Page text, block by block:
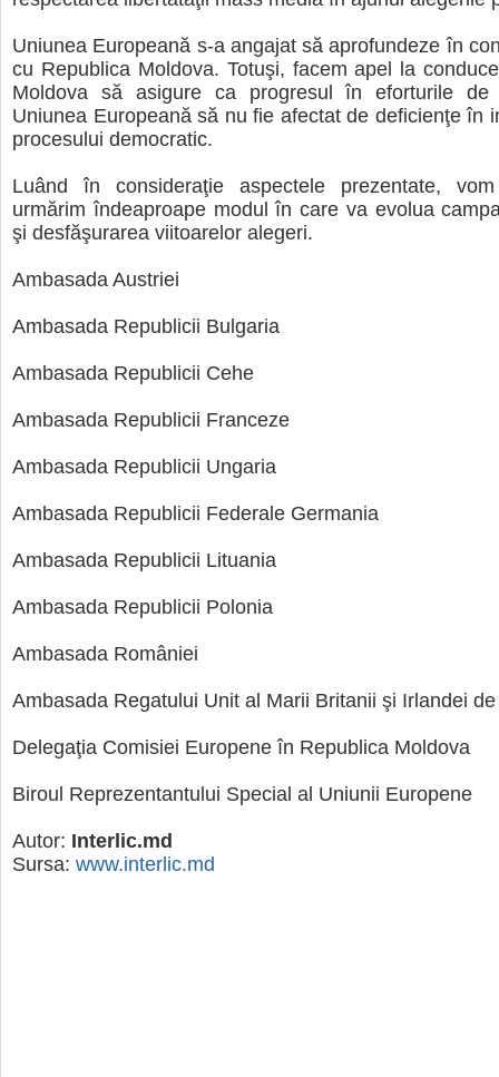
Uniunea Europeană s-a angajat să aprofundeze în
cu Republica Moldova. Totuşi, facem apel la
Moldova să asigure ca progresul în eforturile de
Uniunea Europeană să nu fie afectat de deficienţe în
procesului democratic.
Luând în consideraţie aspectele prezentate,
urmărim îndeaproape modul în care va evolua
şi desfăşurarea viitoarelor alegeri.
Ambasada Austriei
Ambasada Republicii Bulgaria
Ambasada Republicii Cehe
Ambasada Republicii Franceze
Ambasada Republicii Ungaria
Ambasada Republicii Federale Germania
Ambasada Republicii Lituania
Ambasada Republicii Polonia
Ambasada României
Ambasada Regatului Unit al Marii Britanii şi Irlandei
Delegaţia Comisiei Europene în Republica Moldova
Biroul Reprezentantului Special al Uniunii Europene
Autor: Interlic.md
Sursa: www.interlic.md